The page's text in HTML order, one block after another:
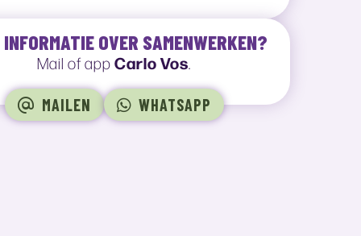
INFORMATIE OVER SAMENWERKEN?
Mail of app Carlo Vos.
MAILEN WHATSAPP